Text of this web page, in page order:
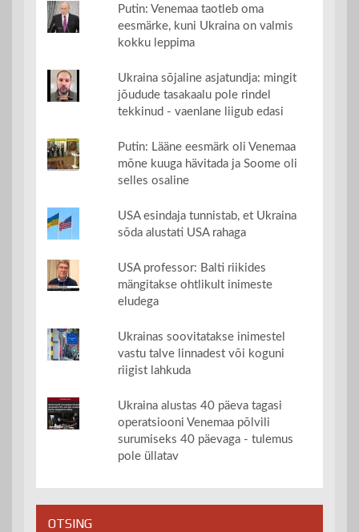
Putin: Venemaa taotleb oma
eesmärke, kuni Ukraina on valmis
kokku leppima
Ukraina sõjaline asjatundja: mingit
jõudude tasakaalu pole rindel
tekkinud - vaenlane liigub edasi
Putin: Lääne eesmärk oli Venemaa
mõne kuuga hävitada ja Soome oli
selles osaline
USA esindaja tunnistab, et Ukraina
sõda alustati USA rahaga
USA professor: Balti riikides
mängitakse ohtlikult inimeste
eludega
Ukrainas soovitatakse inimestel
vastu talve linnadest või koguni
riigist lahkuda
Ukraina alustas 40 päeva tagasi
operatsiooni Venemaa põlvili
surumiseks 40 päevaga - tulemus
pole üllatav
OTSING